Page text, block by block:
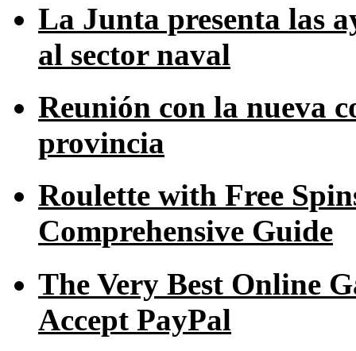
La Junta presenta las
al sector naval
Reunión con la nueva
provincia
Roulette with Free
Comprehensive Guide
The Very Best Online
Accept PayPal